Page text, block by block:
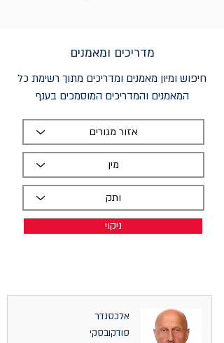
מדריכים ומאמנים
חיפוש ומיון מאמנים ומדריכים מתוך רשימת כל
המאמנים והמדריכים המוסמכים בענף
ניקוי
אלכסנדר
סודקובסקי